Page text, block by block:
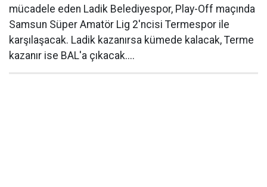
mücadele eden Ladik Belediyespor, Play-Off maçında
Samsun Süper Amatör Lig 2'ncisi Termespor ile
karşılaşacak. Ladik kazanırsa kümede kalacak, Terme
kazanır ise BAL'a çıkacak....